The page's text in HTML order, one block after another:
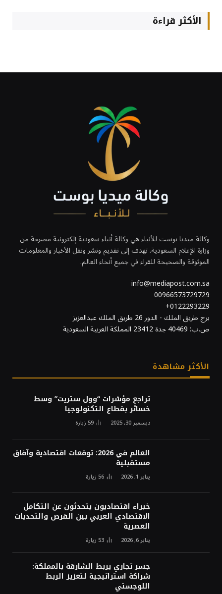
الأكثر قراءة
وكالة ميديا بوست للأنباء هي وكالة أنباء سعودية إلكترونية مصرحة من
وزارة الإعلام السعودية. تهدف إلى تقديم ونشر ونقل الأخبار والمعلومات
الموثوقة والصحيحة للقراء في جميع أنحاء العالم.
info@mediapost.com.sa
00966573729729
0122293229+
برج طريق الملك - الدور 26 طريق الملك عبدالعزيز
ص.ب: 40469 جدة 23412 المملكة العربية السعودية
الأكثر مشاهدة
تراجع مؤشرات “وول ستريت” وسط
خسائر بقطاع التكنولوجيا
ديسمبر 30, 2025 59 زيارة
العالم في 2026: توقعات اقتصادية وآفاق
مستقبلية
يناير 1, 2026 56 زيارة
خبراء اقتصاديون يتحدثون عن التكامل
الاقتصادي العربي بين الفرص والتحديات
العصرية
يناير 6, 2026 53 زيارة
جسر تجاري يربط الشارقة بالمملكة:
شراكة استراتيجية لتعزيز الربط
اللوجستي